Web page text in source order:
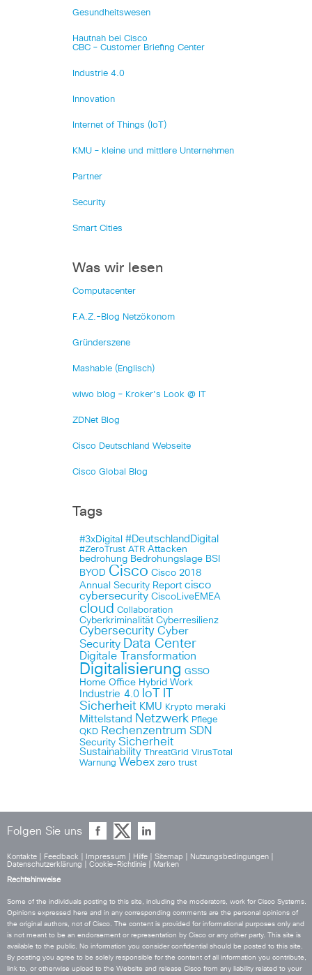
Gesundheitswesen
Hautnah bei Cisco
CBC – Customer Briefing Center
Industrie 4.0
Innovation
Internet of Things (IoT)
KMU – kleine und mittlere Unternehmen
Partner
Security
Smart Cities
Was wir lesen
Computacenter
F.A.Z.-Blog Netzökonom
Gründerszene
Mashable (Englisch)
wiwo blog – Kroker's Look @ IT
ZDNet Blog
Cisco Deutschland Webseite
Cisco Global Blog
Tags
#3xDigital #DeutschlandDigital
#ZeroTrust ATR Attacken
bedrohung Bedrohungslage BSI
BYOD Cisco Cisco 2018
Annual Security Report cisco
cybersecurity CiscoLiveEMEA
cloud Collaboration
Cyberkriminalität Cyberresilienz
Cybersecurity Cyber
Security Data Center
Digitale Transformation
Digitalisierung GSSO
Home Office Hybrid Work
Industrie 4.0 IoT
Sicherheit KMU Krypto meraki
Mittelstand Netzwerk Pflege
QKD Rechenzentrum SDN
Security Sicherheit
Sustainability ThreatGrid VirusTotal
Warnung Webex zero trust
Folgen Sie uns
Kontakte Feedback Impressum Hilfe Sitemap Nutzungsbedingungen
Datenschutzerklärung
Cookie-Richtlinie
Marken
Rechtshinweise
Some of the individuals posting to this site, including the moderators, work for Cisco Systems.
Opinions expressed here and in any corresponding comments are the personal opinions of
the original authors, not of Cisco. The content is provided for informational purposes only and
is not meant to be an endorsement or representation by Cisco or any other party. This site is
available to the public. No information you consider confidential should be posted to this site.
By posting you agree to be solely responsible for the content of all information you contribute,
link to, or otherwise upload to the Website and release Cisco from any liability related to your